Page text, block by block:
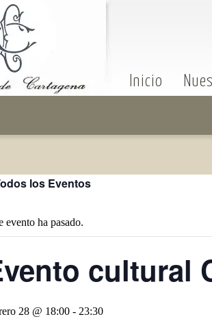
Inicio
los Eventos
evento ha pasado.
cultural
28 @ 18:00 - 23:30